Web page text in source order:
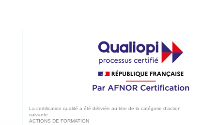
La certification qualité a été délivrée au titre de la catégorie d’action
suivante :
ACTIONS DE FORMATION